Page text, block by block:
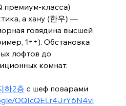
премиум-класса)
а хану (한우) —
говядина высшей
1++). Обстановка
лофтов до
комнат.
하2층 с шеф поварами
OQIcQELr4JrY6N4vi